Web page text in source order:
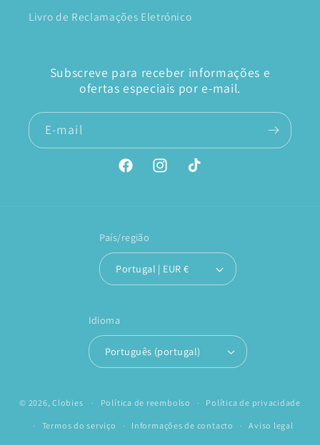
Livro de Reclamações Eletrónico
Subscreve para receber informações e
ofertas especiais por e-mail.
E-mail
FacebookInstagramTikTok
País/região
Portugal | EUR €
Idioma
Português (portugal)
© 2026,Clobies Política de reembolso Política de privacidade
Termos do serviço Informações de contacto Aviso legal